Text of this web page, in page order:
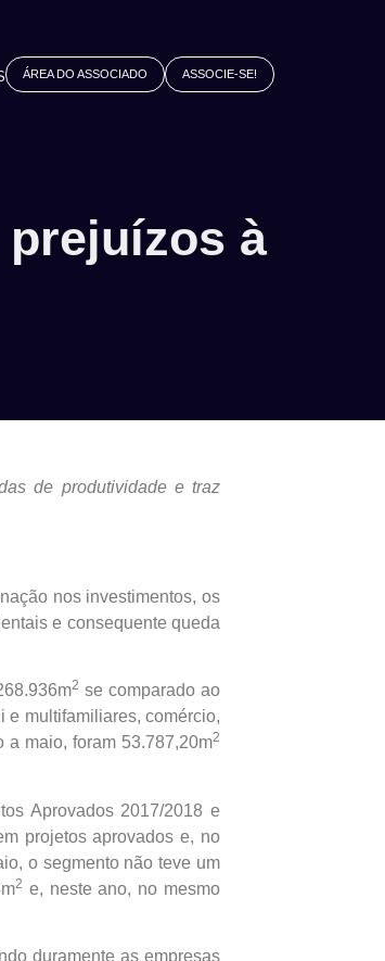
ÁREA DO ASSOCIADO ASSOCIE-SE!
à
de produtividade e traz
nos investimentos, os
e consequente queda
2 se comparado ao
e multifamiliares, comércio,
maio, foram 53.787,20m2
Aprovados 2017/2018 e
projetos aprovados e, no
o segmento não teve um
2 e, neste ano, no mesmo
duramente as empresas